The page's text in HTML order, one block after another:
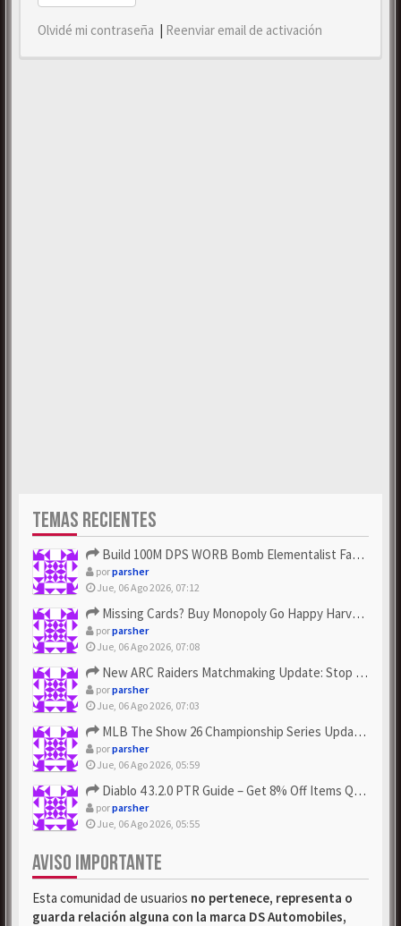
Olvidé mi contraseña | Reenviar email de activación
TEMAS RECIENTES
Build 100M DPS WORB Bomb Elementalist Fast - Grab POE Curren...
porparsher
Jue, 06 Ago 2026, 07:12
Missing Cards? Buy Monopoly Go Happy Harvest with Looney Tun...
porparsher
Jue, 06 Ago 2026, 07:08
New ARC Raiders Matchmaking Update: Stop Failed - Grab Bluep...
porparsher
Jue, 06 Ago 2026, 07:03
MLB The Show 26 Championship Series Update! Get Cheap & ...
porparsher
Jue, 06 Ago 2026, 05:59
Diablo 4 3.2.0 PTR Guide – Get 8% Off Items Quickly to Test ...
porparsher
Jue, 06 Ago 2026, 05:55
AVISO IMPORTANTE
Esta comunidad de usuarios no pertenece, representa o
guarda relación alguna con la marca DS Automobiles,